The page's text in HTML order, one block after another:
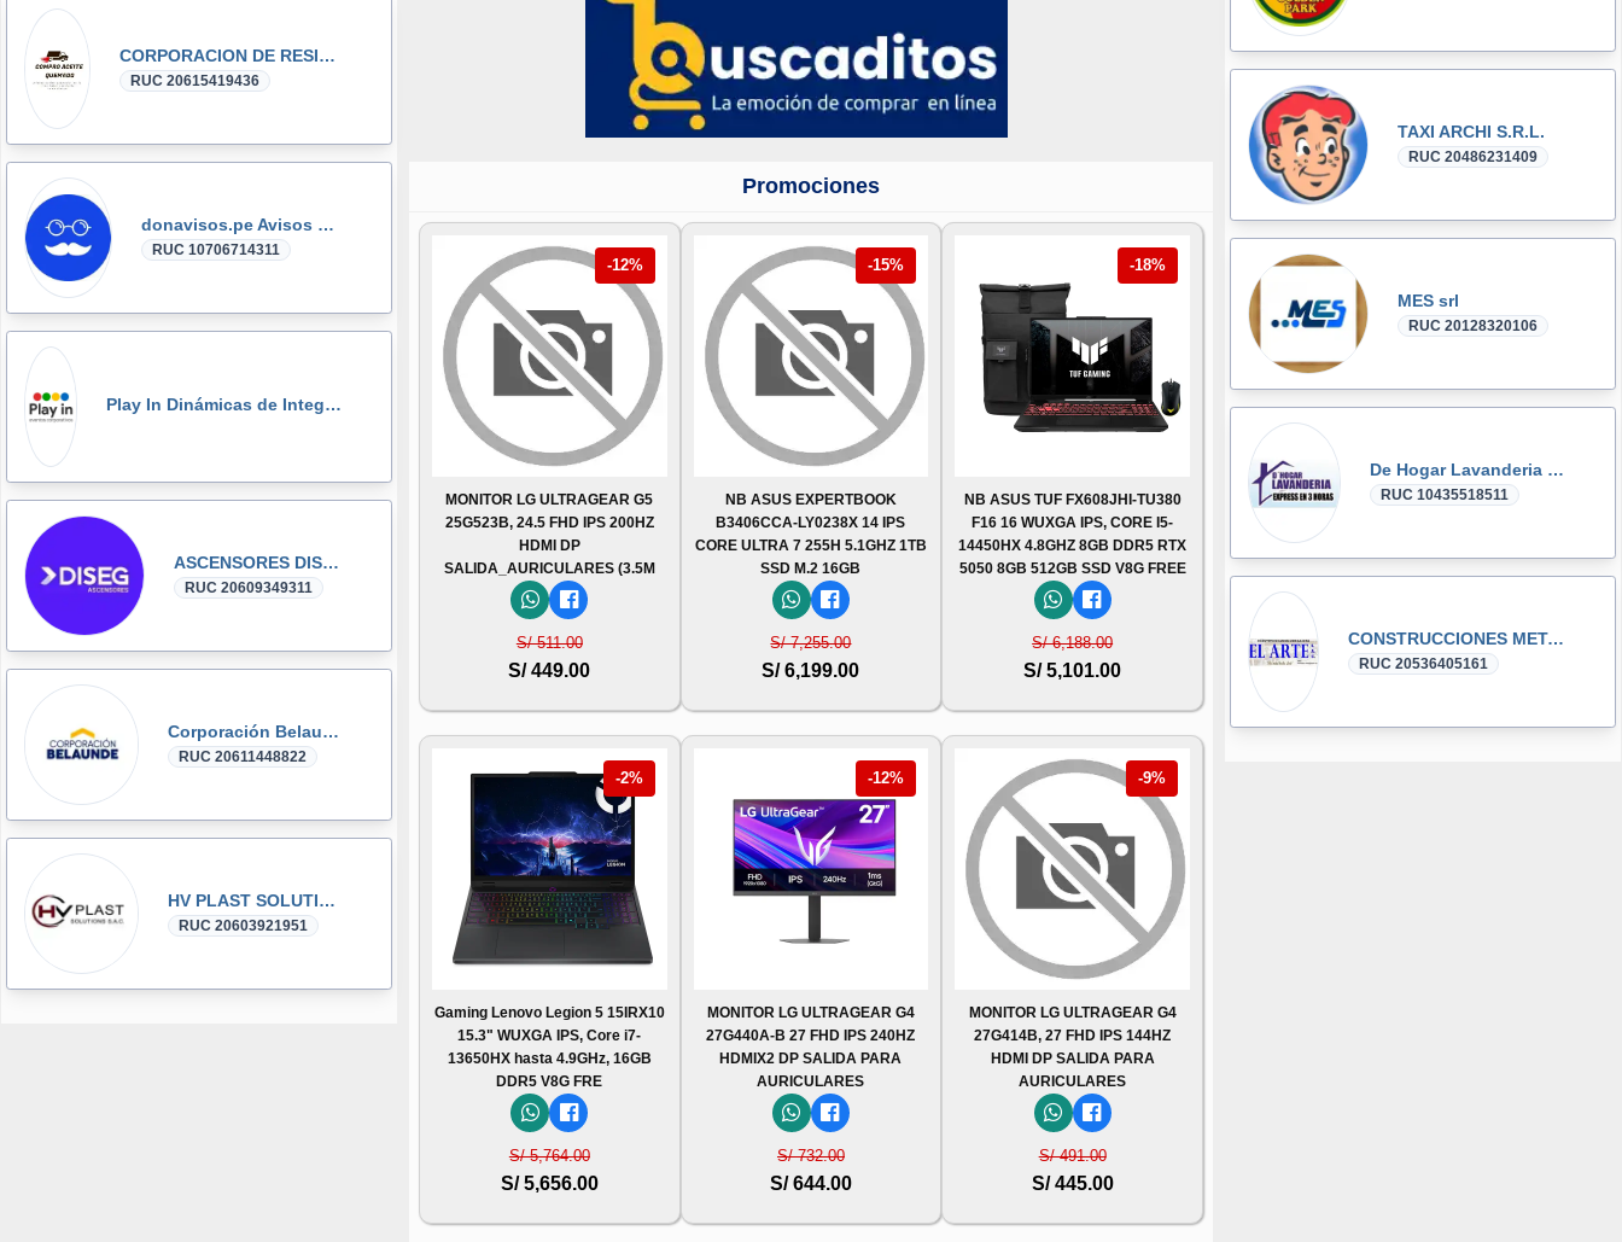
CORPORACION DE RESIDUOS SEGOVIA.PERU SAC
RUC 20615419436
donavisos.pe Avisos Clasificados
RUC 10706714311
Play In Dinámicas de Integración, Gymkanas, Eventos Corporativos
ASCENSORES DISEG
RUC 20609349311
Corporación Belaunde
RUC 20611448822
HV PLAST SOLUTIONS
RUC 20603921951
Promociones
-12%
MONITOR LG ULTRAGEAR G5
25G523B, 24.5 FHD IPS 200HZ
HDMI DP
SALIDA_AURICULARES (3.5M
S/ 511.00
S/ 449.00
-15%
NB ASUS EXPERTBOOK
B3406CCA-LY0238X 14 IPS
CORE ULTRA 7 255H 5.1GHZ 1TB
SSD M.2 16GB
S/ 7,255.00
S/ 6,199.00
-18%
NB ASUS TUF FX608JHI-TU380
F16 16 WUXGA IPS, CORE I5-
14450HX 4.8GHZ 8GB DDR5 RTX
5050 8GB 512GB SSD V8G FREE
S/ 6,188.00
S/ 5,101.00
-2%
Gaming Lenovo Legion 5 15IRX10
15.3" WUXGA IPS, Core i7-
13650HX hasta 4.9GHz, 16GB
DDR5 V8G FRE
S/ 5,764.00
S/ 5,656.00
-12%
MONITOR LG ULTRAGEAR G4
27G440A-B 27 FHD IPS 240HZ
HDMIX2 DP SALIDA PARA
AURICULARES
S/ 732.00
S/ 644.00
-9%
MONITOR LG ULTRAGEAR G4
27G414B, 27 FHD IPS 144HZ
HDMI DP SALIDA PARA
AURICULARES
S/ 491.00
S/ 445.00
TAXI ARCHI S.R.L.
RUC 20486231409
MES srl
RUC 20128320106
De Hogar Lavanderia y SG lurin
RUC 10435518511
CONSTRUCCIONES METALICAS EL ARTE SAC
RUC 20536405161